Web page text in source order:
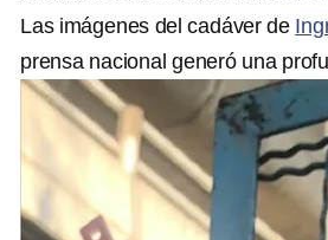
Las imágenes del cadáver de
prensa nacional generó una